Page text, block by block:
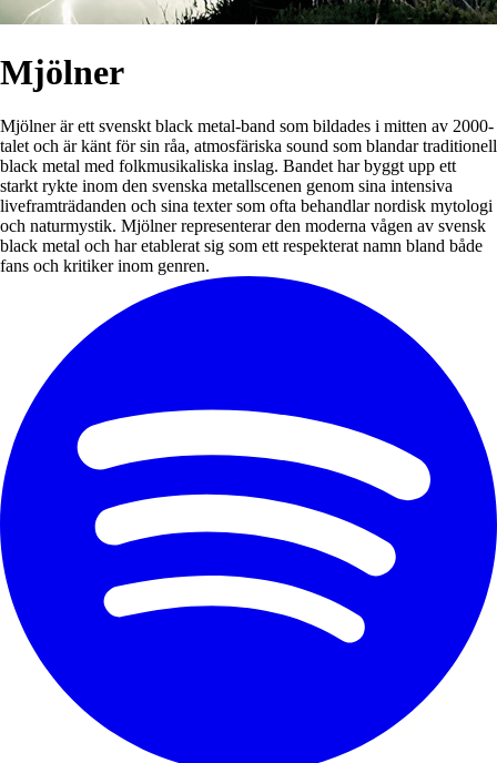
Mjölner
Mjölner är ett svenskt black metal-band som bildades i mitten av 2000-
talet och är känt för sin råa, atmosfäriska sound som blandar traditionell
black metal med folkmusikaliska inslag. Bandet har byggt upp ett
starkt rykte inom den svenska metallscenen genom sina intensiva
liveframträdanden och sina texter som ofta behandlar nordisk mytologi
och naturmystik. Mjölner representerar den moderna vågen av svensk
black metal och har etablerat sig som ett respekterat namn bland både
fans och kritiker inom genren.